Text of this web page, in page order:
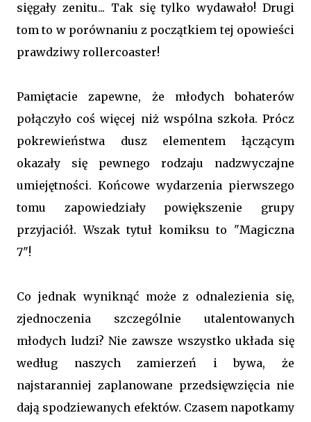
sięgały zenitu... Tak się tylko wydawało! Drugi
tom to w porównaniu z początkiem tej opowieści
prawdziwy rollercoaster!
Pamiętacie zapewne, że młodych bohaterów
połączyło coś więcej niż wspólna szkoła. Prócz
pokrewieństwa dusz elementem łączącym
okazały się pewnego rodzaju nadzwyczajne
umiejętności. Końcowe wydarzenia pierwszego
tomu zapowiedziały powiększenie grupy
przyjaciół. Wszak tytuł komiksu to "Magiczna
7"!
Co jednak wyniknąć może z odnalezienia się,
zjednoczenia szczególnie utalentowanych
młodych ludzi? Nie zawsze wszystko układa się
według naszych zamierzeń i bywa, że
najstaranniej zaplanowane przedsięwzięcia nie
dają spodziewanych efektów. Czasem napotkamy